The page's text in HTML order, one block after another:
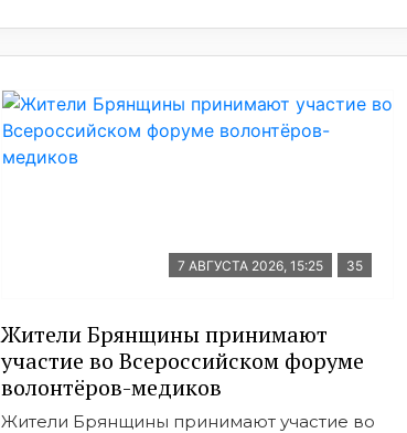
7 АВГУСТА 2026, 15:25 35
Жители Брянщины принимают
участие во Всероссийском форуме
волонтёров-медиков
Жители Брянщины принимают участие во